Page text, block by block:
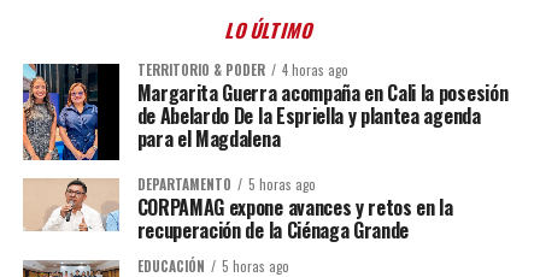
LO ÚLTIMO
TERRITORIO & PODER 4 horas ago
Margarita Guerra acompaña en Cali la posesión
de Abelardo De la Espriella y plantea agenda
para el Magdalena
DEPARTAMENTO 5 horas ago
CORPAMAG expone avances y retos en la
recuperación de la Ciénaga Grande
EDUCACIÓN 5 horas ago